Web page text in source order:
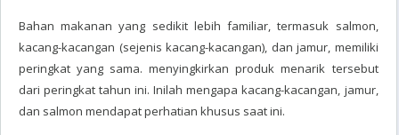
Bahan makanan yang sedikit lebih familiar, termasuk salmon,
kacang-kacangan (sejenis kacang-kacangan), dan jamur, memiliki
peringkat yang sama. menyingkirkan produk menarik tersebut
dari peringkat tahun ini. Inilah mengapa kacang-kacangan, jamur,
dan salmon mendapat perhatian khusus saat ini.